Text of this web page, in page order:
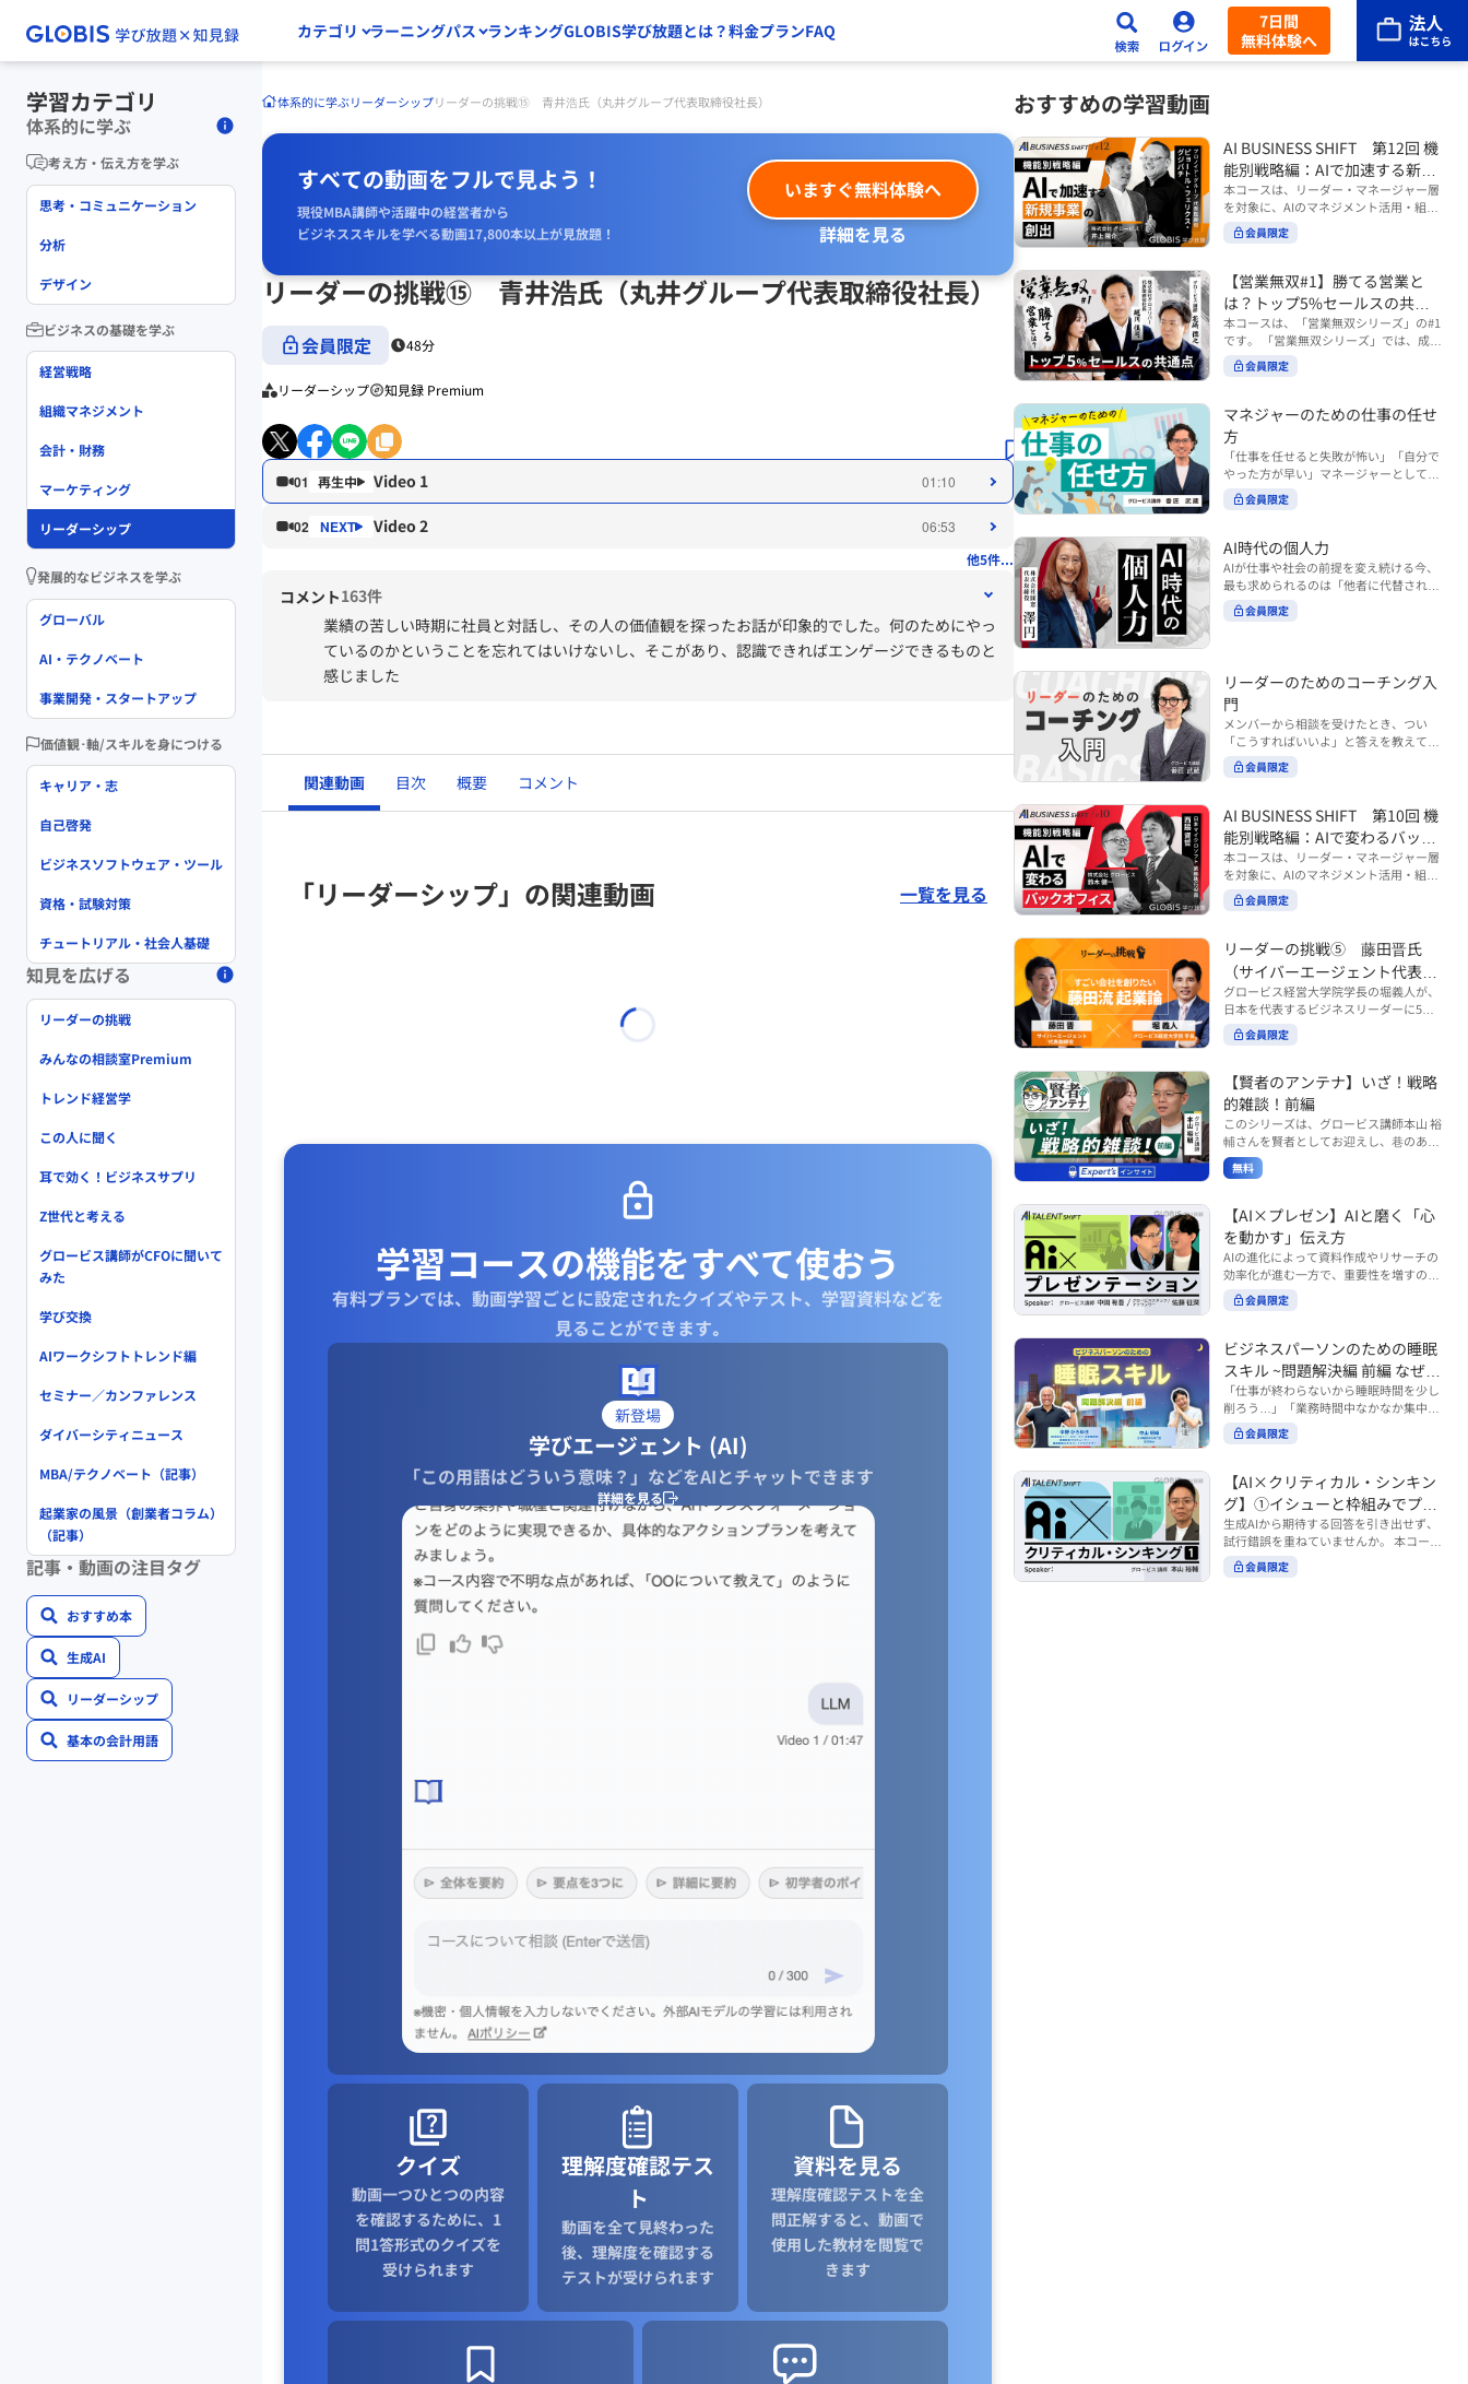
カテゴリ ラーニングパス ランキングGLOBIS学び放題とは？料金プランFAQ
7日間
無料体験へ
体系的に学ぶリーダーシップリーダーの挑戦⑮ 青井浩氏（丸井グループ代表取締役社長）
すべての動画をフルで見よう！
現役MBA講師や活躍中の経営者から
ビジネススキルを学べる動画17,800本以上が見放題！
いますぐ無料体験へ
詳細を見る
リーダーの挑戦⑮ 青井浩氏（丸井グループ代表取締役社長）
会員限定 48分
リーダーシップ 知見録 Premium
01 Video 1 01:10
02 Video 2
06:53
他5件...
コメント163件
業績の苦しい時期に社員と対話し、その人の価値観を探ったお話が印象的でした。何のためにやっ
ているのかということを忘れてはいけないし、そこがあり、認識できればエンゲージできるものと
感じました
関連動画 目次 概要 コメント
「リーダーシップ」の関連動画 一覧を見る
学習コースの機能をすべて使おう
有料プランでは、動画学習ごとに設定されたクイズやテスト、学習資料などを
見ることができます｡
新登場
学びエージェント (AI)
「この用語はどういう意味？」などをAIとチャットできます
詳細を見る
クイズ
動画一つひとつの内容
を確認するために、1
問1答形式のクイズを
受けられます
理解度確認テス
ト
動画を全て見終わった
後、理解度を確認する
テストが受けられます
資料を見る
理解度確認テストを全
問正解すると、動画で
使用した教材を閲覧で
きます
おすすめの学習動画
AI BUSINESS SHIFT 第12回 機
能別戦略編：AIで加速する新規
事業の創出
本コースは、リーダー・マネージャー層
を対象に、AIのマネジメント活用・組織
活用を体系的に学ぶ 『AI BUSINESS SHI
FTシリーズ（全12回）』の第12回で
る新規事業の創出」では、新規事業やス
タートアップを取り巻く環境がどのよう
に変化しているのかを俯瞰し、新たな価
値創造と非連続な成長を生み出すため
に、AI時代における事業機会の捉え方
や、成功確率を高めるための考え方につ
携わるリーダー・マネージャーの方 ・AI
を活用して事業創出のスピードや成功確
率を高めたい方 ・AI時代における新規事
業リーダーの役割やマインドセットを学
びたい方 ■AIシフトシリーズとは？ 『AI
BUSINESS SHIFTシリーズ』は以下の3
す。（順次公開） https://unlimited.glo
bis.co.jp/ja/tags/AI%E3%83%93%E3%8
2%B8%E3%83%8D%E3%82%B9%E3%
82%B7%E3%83%95%E3%83%88 ・基
礎編（第1回〜3回）：リーダーやマネー
のリーダーシップや組織変革を中心に学
ぶコース ・機能別戦略編（第8回〜12
回）：AI時代における機能別での戦略の
あり方を中心に学ぶコース より実践的な
AIツールの活用法について学びたい方は
『AI WORK SHIFTシリーズ』をご視聴く
3%BC%E3%82%AF%E3%82%B7%E3%
83%95%E3%83%88 ※本コースは、AIの
マネジメント活用を学ぶ「AIビジネスシ
フト」シリーズの一環として提供してい
ます。 ※本動画は、制作時点の情報に基
づき作成したものです（2026年03月制
会員限定
【営業無双#1】勝てる営業と
は？トップ5%セールスの共通
点
本コースは、「営業無双シリーズ」の#1
です。 「営業無双シリーズ」では、成約
率アップに向けて、お客様に選ばれ続け
る無双の営業になるための実践的な考え
（#2以降は順次公開） 本コースでは、
「勝てる営業とは？トップ5%セールス
の共通点」をテーマに BtoBでお客様に
選ばれる営業の役割 トップ5％のセール
スに共通する行動や考え方 成果につなが
る実践的なポイント などを解説します。
◾️こんな方におすすめ 提案しても顧客に
が多い方 顧客の本当の課題や決裁者の判
断基準をつかみきれず、案件が前に進ま
ない方 再現性のある営業テクニックを身
につけたい方 ※本動画は、制作時点の情
報に基づき作成したものです（2026年7
会員限定
マネジャーのための仕事の任せ
方
「仕事を任せると失敗が怖い」「自分で
やった方が早い」マネージャーとしてメ
ンバーやチームの力を引き出しながら成
果を上げるには、どのように仕事を任せ
い時代において、マネージャーとして成
果を上げ続けるためには、メンバーの個
性や特性を理解し、それに合わせた効果
的な任せ方を身につけることが重要で
す。このコースでは、ソーシャルスタイ
し、自身のリーダーシップを発揮できる
ようになっていきます。 ※本動画は、制
作時点の情報に基づき作成したものです
（2024年12月制作）
会員限定
AI時代の個人力
AIが仕事や社会の前提を変え続ける今、
最も求められるのは「他者に代替されな
い個としての力」“個人力”です。 本コー
スでは、澤円氏の著書『個人力』をもと
ーマは、「Being（ありたい自分）」を
中心に据え、自ら考え（Think）、変化
し（Transform）、協働する（Collabor
ate）ことで、自分らしい価値を発揮し
ていくこと。 リスキリングやAI活用が叫
ばれる今こそ、スキルより先に“自分の
軸”を問うことが重要です。 あなたは何
か？ このコースは、あなたが“ありたい
自分”として生き、キャリアをデザイン
していくための思考と行動のガイドにな
ります。 ※本動画は、制作時点の情報に
基づき作成したものです（2025年11月
制作）
会員限定
リーダーのためのコーチング入
門
メンバーから相談を受けたとき、つい
「こうすればいいよ」と答えを教えてし
まう。 あるいは、「自分で考えてほし
い」と思うあまり、すべて任せきりにし
つつ、自律的に仕事を進めてもらうため
にはどうすればよいのか。 こうした悩み
に直面するリーダー・マネージャーの方
は多いのではないでしょうか。 変化が激
しく、正解のない現代においては、指示
や助言にとどまらず、メンバーの思考を
引き出し、自律的な行動を促す「コーチ
す。 本コースでは、基礎的なコーチング
の考え方を押さえたうえで、実際の職場
で起こりがちな事例をもとに、相手の思
考と行動を引き出す関わり方を学びま
す。 また、代表的なコーチングのフレー
ムワークである「GROWモデル」を取り
の主体性を引き出していくのかを、わか
りやすく解説します。 メンバーとの対話
を、成長を促す機会へと変えていく。そ
の第一歩としておすすめのコースです。
コース内で紹介している「傾聴力」を深
めたい方は、こちらも合わせてご覧くだ
さい。 ・傾聴力 ~リーダーのための聴く
is.co.jp/ja/courses/fe285262/learn/step
s/59808 ・傾聴力 ~リーダーのための聴
く技術~（実践編） https://unlimited.gl
obis.co.jp/ja/courses/01d24a39/learn/s
teps/59813 ※本動画は、制作時点の情
報に基づき作成したものです（2026年6
月制作）
会員限定
AI BUSINESS SHIFT 第10回 機
能別戦略編：AIで変わるバック
オフィス
本コースは、リーダー・マネージャー層
を対象に、AIのマネジメント活用・組織
活用を体系的に学ぶ 『AI BUSINESS SHI
FTシリーズ（全12回）』の第10回で
バックオフィス」では、人事・総務・労
務・経理・情報システムなどのバックオ
フィス領域において、定型業務の自動化
や効率化といった現場レベルのAI活用だ
けでなく、いかにして経営や戦略に貢献
する存在へと進化していくのかについて
考えを深め、学んでいきます。 ■こんな
理・情シスなど、バックオフィス部門を
率いるリーダー・マネージャーの方 ・バ
ックオフィス業務へのAI活用やDX推進を
担っている方 ・AI時代におけるバックオ
フィスの役割や戦略のあり方を考えたい
方 ■AIシフトシリーズとは？ 『AI BUSI
で設計された全12回のシリーズです。
（順次公開） https://unlimited.globis.c
o.jp/ja/tags/AI%E3%83%93%E3%82%B
8%E3%83%8D%E3%82%B9%E3%82%
B7%E3%83%95%E3%83%88 ・基礎編
（第1回〜3回）：リーダーやマネージャ
ーに求められる、AI時代の基礎的なリテ
ジメント編（第4回〜7回）：AI時代のリ
ーダーシップや組織変革を中心に学ぶコ
ース ・機能別戦略編（第8回〜12回）：
AI時代における機能別での戦略のあり方
を中心に学ぶコース より実践的なAIツー
ルの活用法について学びたい方は『AI W
earch?tag=AI%E3%83%AF%E3%83%B
C%E3%82%AF%E3%82%B7%E3%83%
95%E3%83%88 ※本コースは、AIのマネ
ジメント活用を学ぶ「AIビジネスシフ
ト」シリーズの一環として提供していま
す。 ※本動画は、制作時点の情報に基づ
会員限定
リーダーの挑戦⑤ 藤田晋氏
（サイバーエージェント代表取
締役）
グロービス経営大学院学長の堀義人が、
日本を代表するビジネスリーダーに5つ
の質問（能力開発／挑戦／試練／仲間／
志）を投げかけ、その人生哲学を解き明
ーエージェント代表取締役の藤田晋氏。
起業の理由、経営をどうやって学んだ
か、アメーバブログ・ABEMAの立ち上
げ、経営チームづくりについてなど聞い
ていきます。（肩書きは2020年12月11
日撮影当時のもの） 藤田 晋 サイバー
ス・キャピタル・パートナーズ 代表パ
ートナー
会員限定
【賢者のアンテナ】いざ！戦略
的雑談！前編
このシリーズは、グロービス講師本山 裕
輔さんを賢者としてお迎えし、巷のあり
とあらゆるものを独自の視点で紐解き、
皆様の学びの意欲を刺激するコンテンツ
期配信されます。 取り上げて欲しいご質
問やテーマ、感想を随時受け付けていま
す。 グーグルフォーム（https://forms.g
le/qqoBYuRUmUYz4scC6） または グ
ロ放題編集部員のX（https://x.com/mai
rakobayashi） まで、ぜひご要望をお
6月制作）
無料
【AI×プレゼン】AIと磨く「心
を動かす」伝え方
AIの進化によって資料作成やリサーチの
効率化が進む一方で、重要性を増すのが
「伝える力」です。本コースでは、AI時
代のプレゼンに求められるデリバリース
を客観的に評価し、改善できるAI活用法
も紹介。大事な場面で「心を動かす」プ
レゼンをしたい方におすすめです。関連
コース「プレゼンテーションスキル」も
併せてご覧ください。 ▼プレゼン動画分
析プロンプト（辛口） https://hodai.glo
bis.co.jp/learning_documents/6f976cd
ル https://unlimited.globis.co.jp/ja/co
urses/598f3254/ ※本コースは、AI時代
のビジネススキルを学ぶ「AIタレントシ
フト」シリーズの一環として提供してい
ます。 https://unlimited.globis.co.jp/j
a/tags/AI%E3%82%BF%E3%83%AC%E
会員限定
ビジネスパーソンのための睡眠
スキル ~問題解決編 前編 なぜ眠
れないのか？~
「仕事が終わらないから睡眠時間を少し
削ろう…」「業務時間中なかなか集中で
きない…」「毎日朝起きるのがつら
い…」。 あなたはこのような経験をした
トの時間をやりくりするために、真っ先
に削りがちなのが「睡眠」時間。 実は
今、日本社会は世界と比較して「最も眠
らない国」だということもわかってきて
います。 慢性的な睡眠不足は、心身の健
康に悪影響なだけでなく、仕事のパフォ
ーマンスにも当然大きな影響を与え、社
会員限定
【AI×クリティカル・シンキン
グ】①イシューと枠組みでプロ
ンプトを磨く
生成AIから期待する回答を引き出せず、
試行錯誤を重ねていませんか。 本コース
では、生成AI活用の質を高める鍵とし
て、クリティカル・シンキングの視点か
会員限定
学習カテゴリ
体系的に学ぶ
考え方・伝え方を学ぶ
思考・コミュニケーション
分析
デザイン
ビジネスの基礎を学ぶ
経営戦略
組織マネジメント
会計・財務
マーケティング
リーダーシップ
発展的なビジネスを学ぶ
グローバル
AI・テクノベート
事業開発・スタートアップ
価値観･軸/スキルを身につける
キャリア・志
自己啓発
ビジネスソフトウェア・ツール
資格・試験対策
チュートリアル・社会人基礎
知見を広げる
リーダーの挑戦
みんなの相談室Premium
トレンド経営学
この人に聞く
耳で効く！ビジネスサプリ
Z世代と考える
グロービス講師がCFOに聞いて
みた
学び交換
AIワークシフトトレンド編
セミナー／カンファレンス
ダイバーシティニュース
MBA/テクノベート（記事）
起業家の風景（創業者コラム）
（記事）
記事・動画の注目タグ
おすすめ本
生成AI
リーダーシップ
基本の会計用語